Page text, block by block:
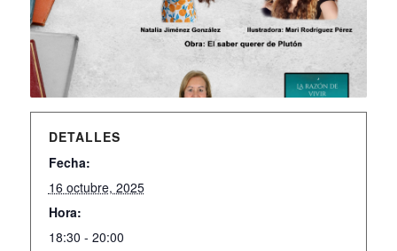
DETALLES
Fecha:
16 octubre, 2025
Hora:
18:30 - 20:00